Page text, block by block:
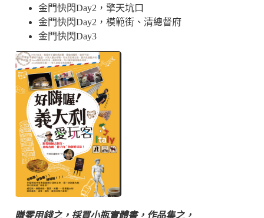
金門快閃Day2，擎天坑口
金門快閃Day2，模範街、清總督府
金門快閃Day3
賺零用錢之，採買小瓶實體書，作品集之，